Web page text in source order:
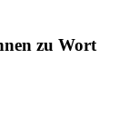
zu Wort